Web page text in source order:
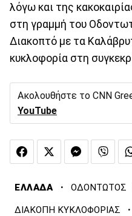
λόγω και της
στη γραμμή του
Διακοπτό με τα
κυκλοφορία στη
Ακολουθήστε το CNN
YouTube
ΕΛΛΑΔΑ · ΟΔΟΝΤΩΤΟΣ
ΔΙΑΚΟΠΗ ΚΥΚΛΟΦΟΡΙΑΣ ·